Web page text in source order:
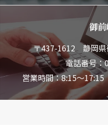
御
〒437-1612 静岡県
電話番号：
営業時間：8:15～